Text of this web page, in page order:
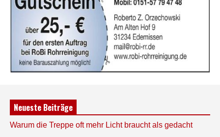
Neueste Beiträge
Warum die Treppe oft mehr Licht braucht als gedacht